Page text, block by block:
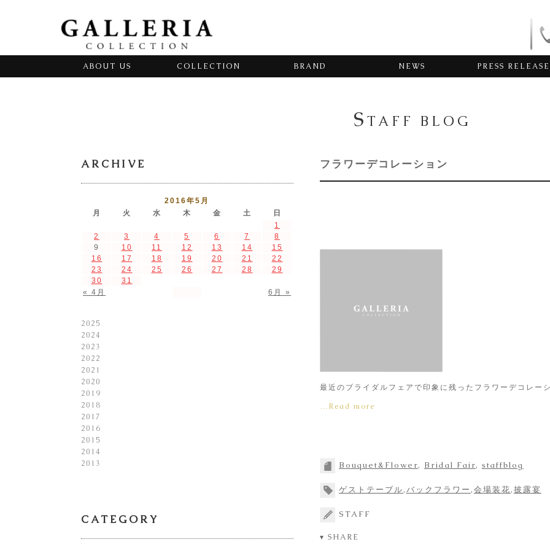
ABOUT US COLLECTION BRAND NEWS PRESS RELEASE
S TAFF BLOG
フラワーデコレーション
最近のブライダルフェアで印象に残ったフラワーデコレー
…Read more
Bouquet&Flower, Bridal Fair, staffblog
ゲストテーブル,バックフラワー ,会場装花,披露宴
STAFF
▾ SHARE
ARCHIVE
2016年5月
月
火 水 木 金 土 日
« 4月 6月 »
1
2
3 4 5 6 7
8
9
10 11 12 13 14
15
16
17 18 19 20 21
22
23
24 25 26 27 28
29
30
31
2025
2024
2023
2022
2021
2020
2019
2018
2017
2016
2015
2014
2013
CATEGORY